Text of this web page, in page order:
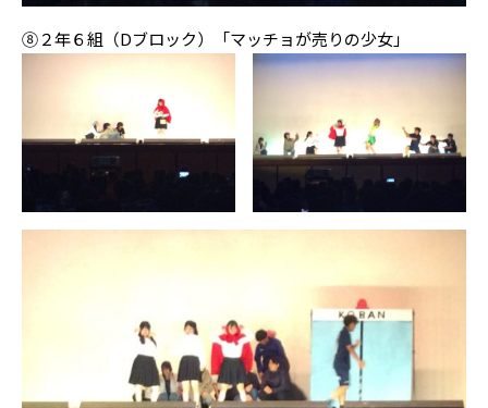
⑧２年６組（Dブロック）「マッチョが売りの少女」